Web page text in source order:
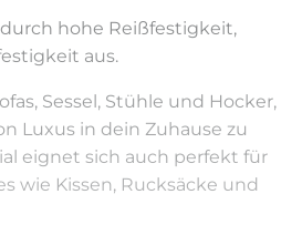
hohe Reißfestigkeit,
aus.
Sessel, Stühle und Hocker,
Luxus in dein Zuhause zu
eignet sich auch perfekt für
wie Kissen, Rucksäcke und